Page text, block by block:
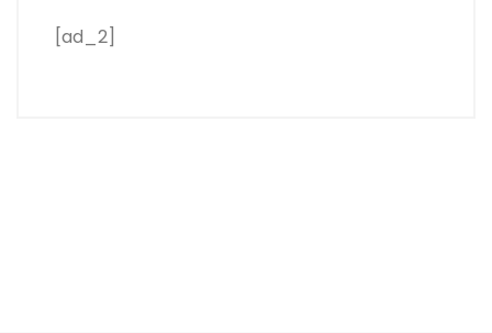
[ad_2]